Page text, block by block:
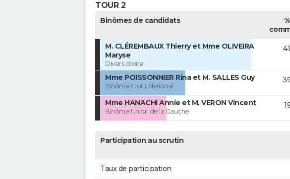
TOUR 2
Binômes de candidats
M. CLÉREMBAUX Thierry et Mme OLIVEIRA
Maryse
Divers droite
Mme POISSONNIER Rina et M. SALLES Guy
Binôme Front National
Mme HANACHI Annie et M. VERON Vincent
Binôme Union de la Gauche
Participation au scrutin
Taux de participation